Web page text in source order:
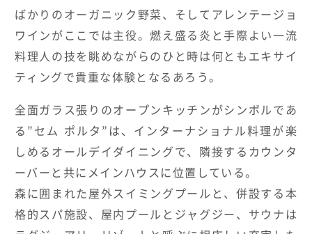
ばかりのオーガニック野菜、そしてアレンテージョ
ワインがここでは主役。燃え盛る炎と手際よい一流
料理人の技を眺めながらのひと時は何ともエキサイ
ティングで貴重な体験となるあろう。
全面ガラス張りのオープンキッチンがシンボルであ
る”セム ポルタ”は、インターナショナル料理が楽
しめるオールデイダイニングで、隣接するカウンタ
ーバーと共にメインハウスに位置している。
森に囲まれた屋外スイミングプールと、併設する本
格的スパ施設、屋内プールとジャグジー、サウナは